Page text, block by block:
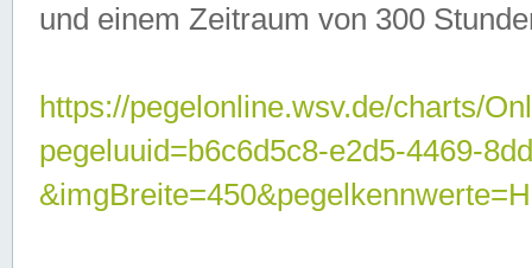
und einem Zeitraum von 300
https://pegelonline.wsv.de/charts/
pegeluuid=b6c6d5c8-e2d5-4469-